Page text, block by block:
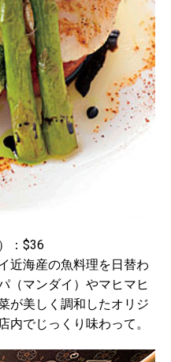
：$36
近海産の魚料理を日替わ
（マンダイ）やマヒマヒ
が美しく調和したオリジ
内でじっくり味わって。